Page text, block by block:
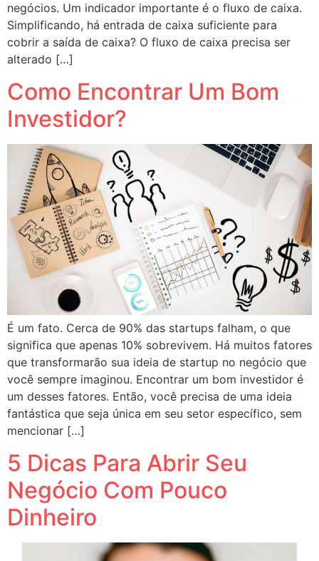
negócios. Um indicador importante é o fluxo de caixa.
Simplificando, há entrada de caixa suficiente para
cobrir a saída de caixa? O fluxo de caixa precisa ser
alterado […]
Como Encontrar Um Bom
Investidor?
É um fato. Cerca de 90% das startups falham, o que
significa que apenas 10% sobrevivem. Há muitos fatores
que transformarão sua ideia de startup no negócio que
você sempre imaginou. Encontrar um bom investidor é
um desses fatores. Então, você precisa de uma ideia
fantástica que seja única em seu setor específico, sem
mencionar […]
5 Dicas Para Abrir Seu
Negócio Com Pouco
Dinheiro